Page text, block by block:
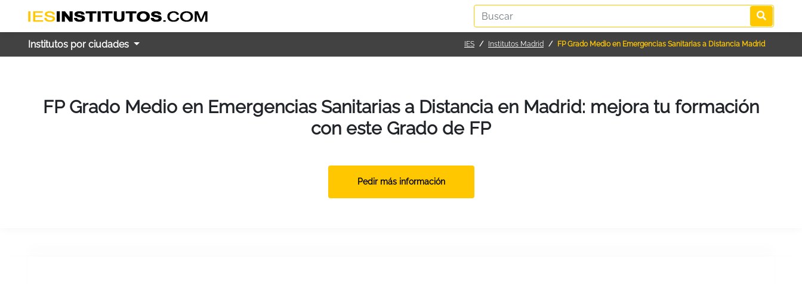
Institutos por ciudades IES Institutos Madrid FP Grado Medio en Emergencias Sanitarias a Distancia Madrid
FP Grado Medio en Emergencias Sanitarias a Distancia en Madrid: mejora tu formación
con este Grado de FP
Pedir más información